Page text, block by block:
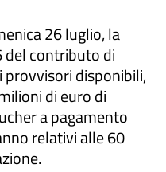
26 luglio, la
del contributo di
provvisori disponibili,
di euro di
a pagamento
relativi alle 60